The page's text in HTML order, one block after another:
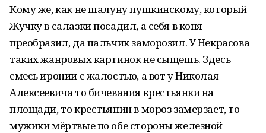
Кому же, как не шалуну пушкинскому, который
Жучку в салазки посадил, а себя в коня
преобразил, да пальчик заморозил. У Некрасова
таких жанровых картинок не сыщешь. Здесь
смесь иронии с жалостью, а вот у Николая
Алексеевича то бичевания крестьянки на
площади, то крестьянин в мороз замерзает, то
мужики мёртвые по обе стороны железной